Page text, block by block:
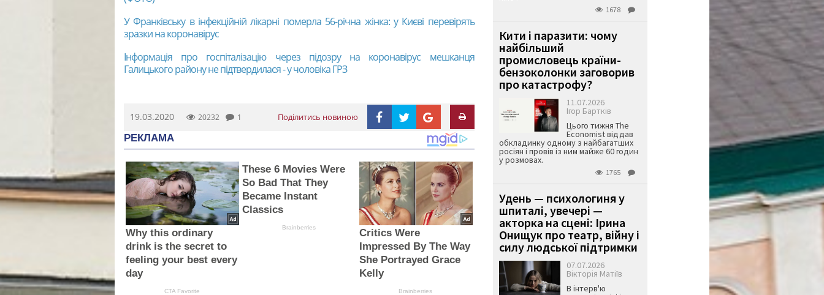
У Франківську в інфекційній лікарні померла 56-річна жінка: у Києві перевірять
зразки на коронавірус
Інформація про госпіталізацію через підозру на коронавірус мешканця
Галицького району не підтвердилася - у чоловіка ГРЗ
19.03.2020 20232 1 Поділитись новиною
РЕКЛАМА
Why this ordinary
drink is the secret to
feeling your best every
day
CTA Favorite
These 6 Movies Were
So Bad That They
Became Instant
Classics
Brainberries
Critics Were
Impressed By The Way
She Portrayed Grace
Kelly
Brainberries
1678
Кити і паразити: чому
найбільший
промисловець країни-
бензоколонки заговорив
про катастрофу?
11.07.2026
Ігор Бартків
Цього тижня The
Economist віддав
обкладинку одному з найбагатших
росіян і провів із ним майже 60 годин
у розмовах.
1765
Удень — психологиня у
шпиталі, увечері —
акторка на сцені: Ірина
Онищук про театр, війну і
силу людської підтримки
07.07.2026
Вікторія Матіїв
В інтерв'ю